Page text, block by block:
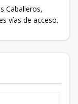
Caballeros,
vías de acceso.